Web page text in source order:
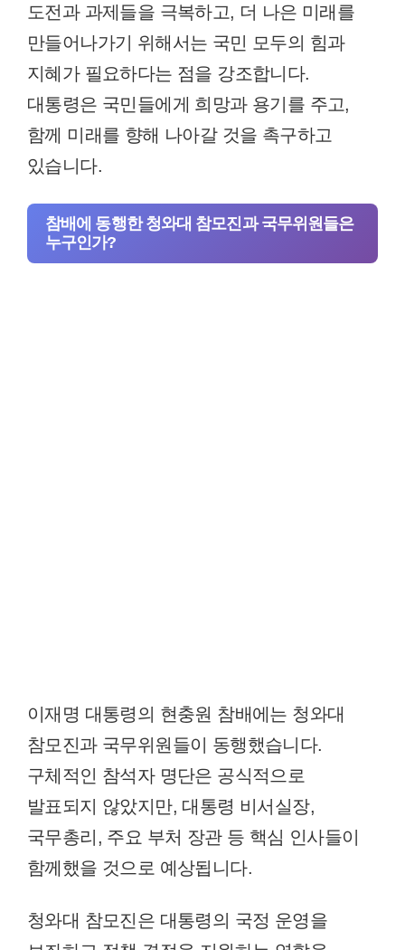
도전과 과제들을 극복하고, 더 나은 미래를
만들어나가기 위해서는 국민 모두의 힘과
지혜가 필요하다는 점을 강조합니다.
대통령은 국민들에게 희망과 용기를 주고,
함께 미래를 향해 나아갈 것을 촉구하고
있습니다.
참배에 동행한 청와대 참모진과 국무위원들은
누구인가?
이재명 대통령의 현충원 참배에는 청와대
참모진과 국무위원들이 동행했습니다.
구체적인 참석자 명단은 공식적으로
발표되지 않았지만, 대통령 비서실장,
국무총리, 주요 부처 장관 등 핵심 인사들이
함께했을 것으로 예상됩니다.
청와대 참모진은 대통령의 국정 운영을